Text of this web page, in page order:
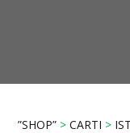
”SHOP” >CARTI >